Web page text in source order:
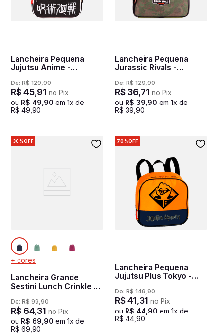
Lancheira Pequena
Jujutsu Anime -
De: R$ 129,90
R$45,91 no Pix
ou R$ 49,90 em 1x de
R$ 49,90
Lancheira Pequena
Jurassic Rivals -
De: R$ 129,90
R$ 36,71 no Pix
ou R$ 39,90 em 1x de
R$ 39,90
30%OFF
+ cores
Lancheira Grande
Sestini Lunch Crinkle -
De: R$ 99,90
R$ 64,31 no Pix
ou R$ 69,90 em 1x de
R$ 69,90
70%OFF
Lancheira Pequena
Jujutsu Plus Tokyo -
De: R$ 149,90
R$41,31 no Pix
ou R$ 44,90 em 1x de
R$ 44,90